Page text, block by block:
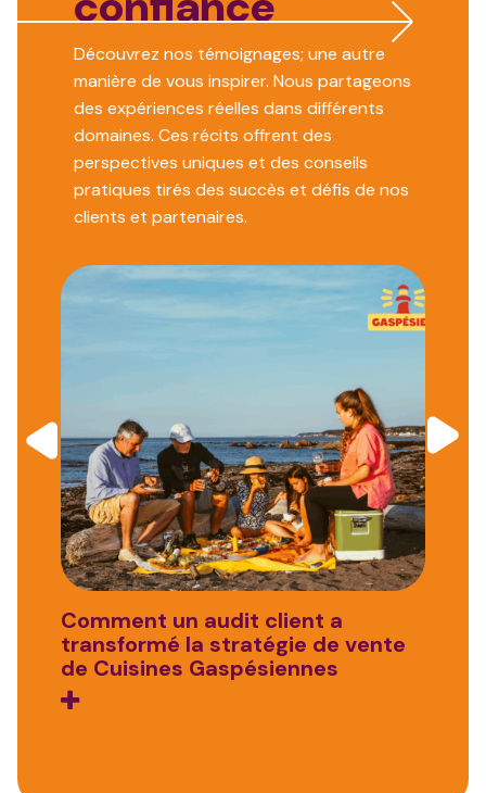
Découvrez nos témoignages; une autre
manière de vous inspirer. Nous partageons
des expériences réelles dans différents
domaines. Ces récits offrent des
perspectives uniques et des conseils
pratiques tirés des succès et défis de nos
clients et partenaires.
Comment un audit client a
transformé la stratégie de vente
de Cuisines Gaspésiennes